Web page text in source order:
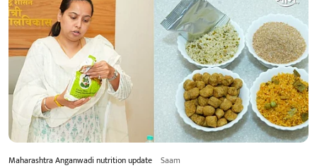
Maharashtra Anganwadi nutrition update Saam